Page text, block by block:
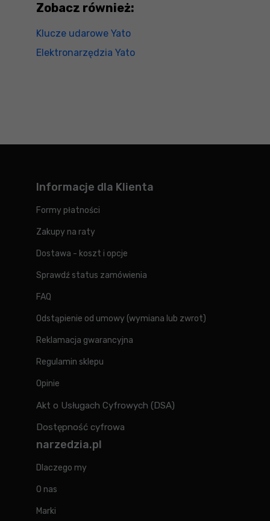
Zobacz również:
Klucze udarowe Yato
Elektronarzędzia Yato
Informacje dla Klienta
Formy płatności
Zakupy na raty
Dostawa - koszt i opcje
Sprawdź status zamówienia
FAQ
Odstąpienie od umowy (wymiana lub zwrot)
Reklamacja gwarancyjna
Regulamin sklepu
Opinie
Akt o Usługach Cyfrowych (DSA)
Dostępność cyfrowa
narzedzia.pl
Dlaczego my
O nas
Marki